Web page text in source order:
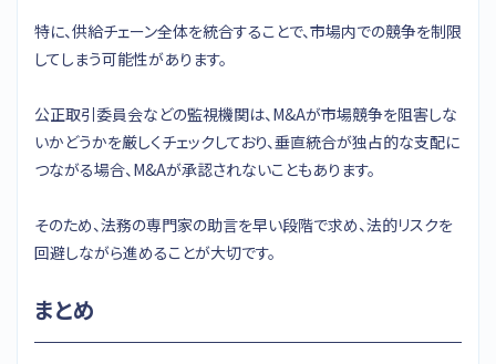
特に、供給チェーン全体を統合することで、市場内での競争を制限
してしまう可能性があります。
公正取引委員会などの監視機関は、M&Aが市場競争を阻害しな
いかどうかを厳しくチェックしており、垂直統合が独占的な支配に
つながる場合、M&Aが承認されないこともあります。
そのため、法務の専門家の助言を早い段階で求め、法的リスクを
回避しながら進めることが大切です。
まとめ